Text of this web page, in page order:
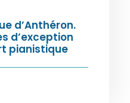
d’Anthéron.
d’exception
pianistique